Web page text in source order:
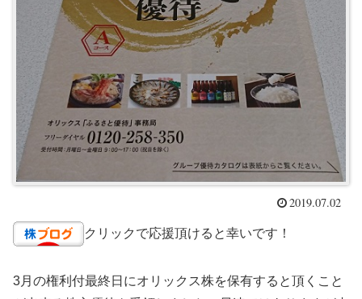
2019.07.02
クリックで応援頂けると幸いです！
3月の権利付最終日にオリックス株を保有すると頂くこと